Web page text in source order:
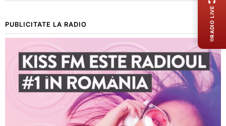
PUBLICITATE LA RADIO RADIO LIVE